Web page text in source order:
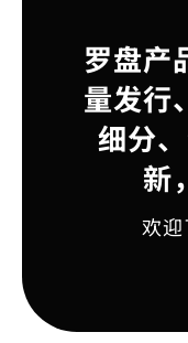
罗盘产
量发行
细分
新
欢